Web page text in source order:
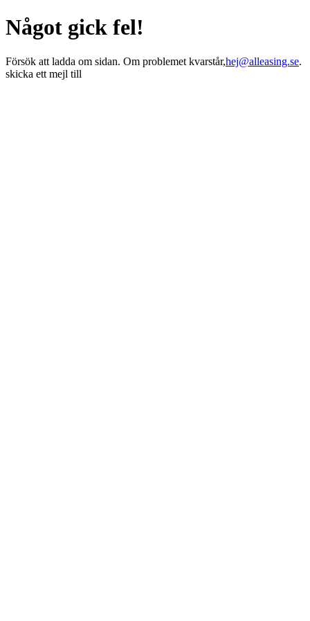
Något gick fel!
Försök att ladda om sidan. Om problemet kvarstår,hej@alleasing.se.
skicka ett mejl till